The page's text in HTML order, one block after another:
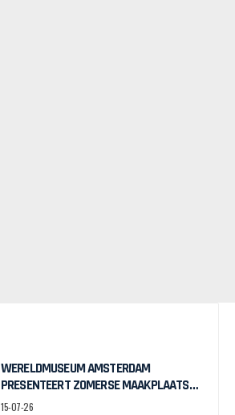
WERELDMUSEUM AMSTERDAM
PRESENTEERT ZOMERSE MAAKPLAATS
MUCH TO DO WITH BAMBOO
15-07-26